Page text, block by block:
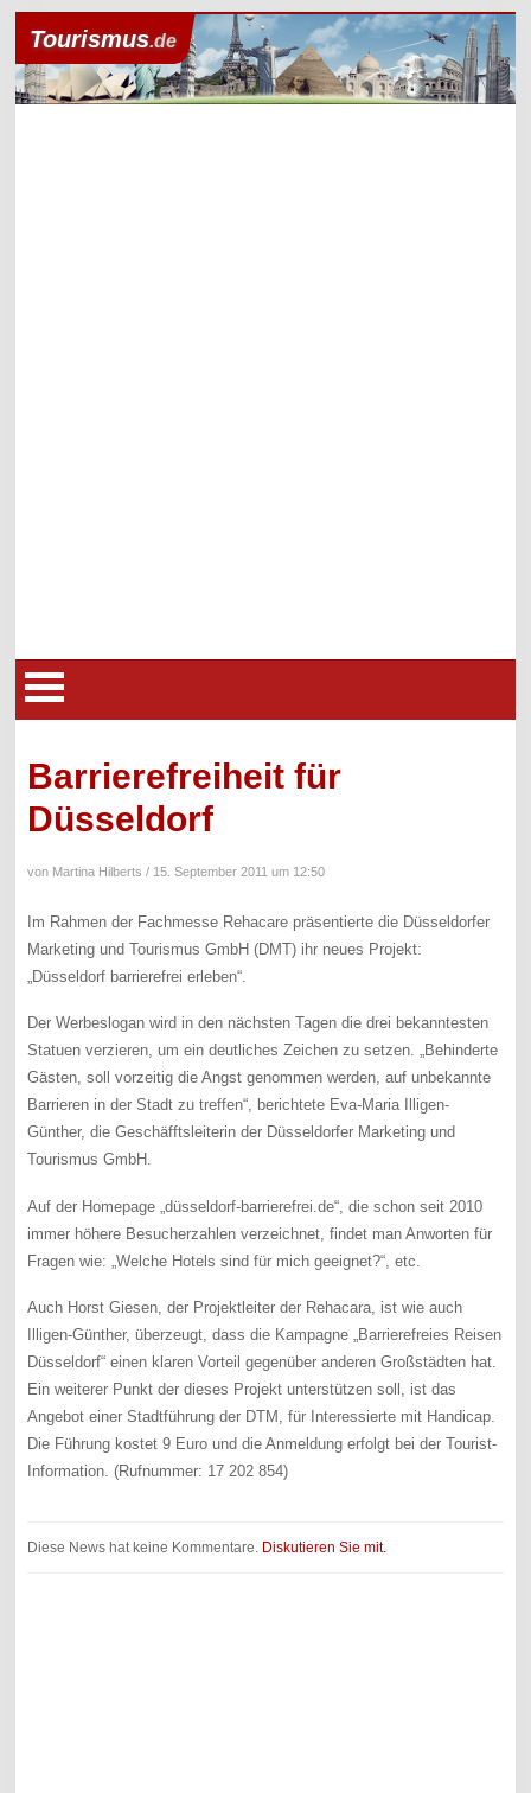
Tourismus.de
Barrierefreiheit für
Düsseldorf
von Martina Hilberts / 15. September 2011 um 12:50
Im Rahmen der Fachmesse Rehacare präsentierte die Düsseldorfer
Marketing und Tourismus GmbH (DMT) ihr neues Projekt:
„Düsseldorf barrierefrei erleben“.
Der Werbeslogan wird in den nächsten Tagen die drei bekanntesten
Statuen verzieren, um ein deutliches Zeichen zu setzen. „Behinderte
Gästen, soll vorzeitig die Angst genommen werden, auf unbekannte
Barrieren in der Stadt zu treffen“, berichtete Eva-Maria Illigen-
Günther, die Geschäfftsleiterin der Düsseldorfer Marketing und
Tourismus GmbH.
Auf der Homepage „düsseldorf-barrierefrei.de“, die schon seit 2010
immer höhere Besucherzahlen verzeichnet, findet man Anworten für
Fragen wie: „Welche Hotels sind für mich geeignet?“, etc.
Auch Horst Giesen, der Projektleiter der Rehacara, ist wie auch
Illigen-Günther, überzeugt, dass die Kampagne „Barrierefreies Reisen
Düsseldorf“ einen klaren Vorteil gegenüber anderen Großstädten hat.
Ein weiterer Punkt der dieses Projekt unterstützen soll, ist das
Angebot einer Stadtführung der DTM, für Interessierte mit Handicap.
Die Führung kostet 9 Euro und die Anmeldung erfolgt bei der Tourist-
Information. (Rufnummer: 17 202 854)
Diese News hat keine Kommentare. Diskutieren Sie mit.